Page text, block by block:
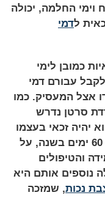
וימי החלמה, יכולה
לדמי
כמובן לימי
עבורם דמי
אצל המעסיק. כמו
סרטן נדרש
יהיה זכאי בעצמו
– עד 60 ימים בשנה, על
והטיפולים
נוספים אותם היא
נכות, שמזכה